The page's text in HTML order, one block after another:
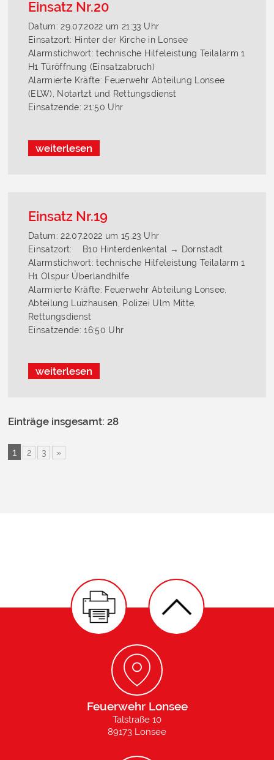
Einsatz Nr.20
Datum: 29.07.2022 um 21:33 Uhr
Einsatzort: Hinter der Kirche in Lonsee
Alarmstichwort: technische Hilfeleistung Teilalarm 1
H1 Türöffnung (Einsatzabruch)
Alarmierte Kräfte: Feuerwehr Abteilung Lonsee
(ELW), Notartzt und Rettungsdienst
Einsatzende: 21:50 Uhr
weiterlesen
Einsatz Nr.19
Datum: 22.07.2022 um 15.23 Uhr
Einsatzort: B10 Hinterdenkental → Dornstadt
Alarmstichwort: technische Hilfeleistung Teilalarm 1
H1 Ölspur Überlandhilfe
Alarmierte Kräfte: Feuerwehr Abteilung Lonsee,
Abteilung Luizhausen, Polizei Ulm Mitte,
Rettungsdienst
Einsatzende: 16:50 Uhr
weiterlesen
Einträge insgesamt: 28
1 2 3 »
Feuerwehr Lonsee
Talstraße 10
89173 Lonsee